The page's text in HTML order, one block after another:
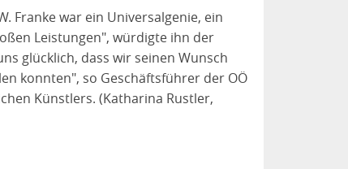
Franke war ein Universalgenie, ein
Leistungen", würdigte ihn der
glücklich, dass wir seinen Wunsch
konnten", so Geschäftsführer der OÖ
Künstlers. (Katharina Rustler,